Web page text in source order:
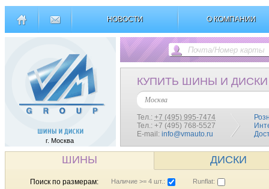
НОВОСТИ О КОМПАНИИ
г. Москва
КУПИТЬ ШИНЫ И ДИСКИ
Москва
Тел.: +7 (495) 995-7474
Тел.: +7 (495) 768-5527
E-mail: info@vmauto.ru
ШИНЫ ДИСКИ
Поиск по размерам: Наличие >= 4 шт.: Runflat: